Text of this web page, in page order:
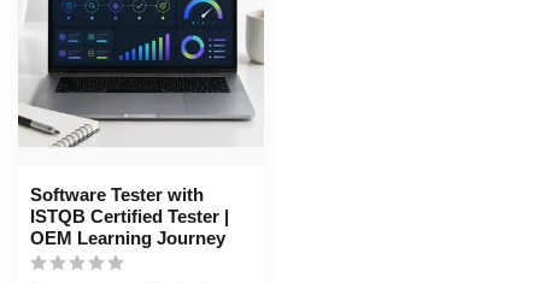
Software Tester with
ISTQB Certified Tester |
OEM Learning Journey